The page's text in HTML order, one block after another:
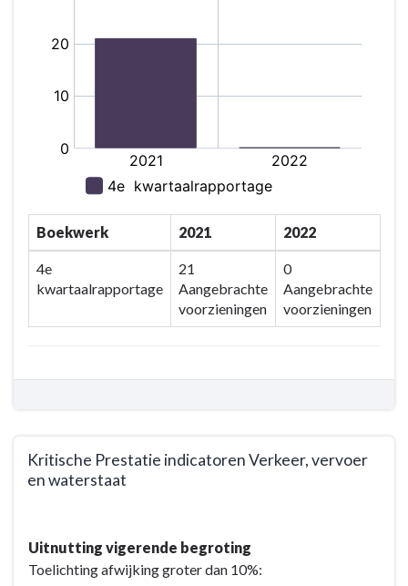
Boekwerk 2021 2022
4e
kwartaalrapportage
21
Aangebrachte
voorzieningen
0
Aangebrachte
voorzieningen
Kritische Prestatie indicatoren Verkeer, vervoer
en waterstaat
navigatie
Uitnutting vigerende begroting
Toelichting afwijking groter dan 10%: